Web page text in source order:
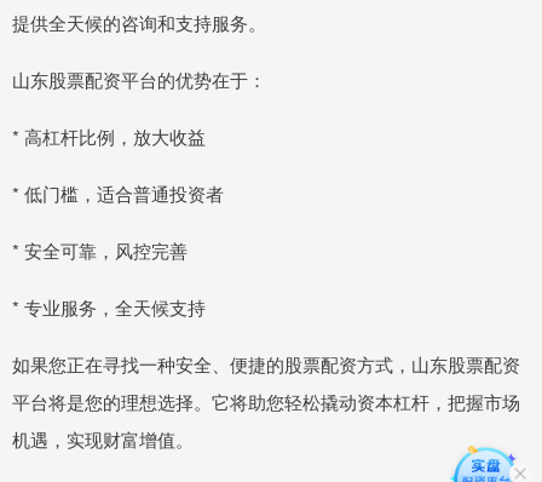
提供全天候的咨询和支持服务。
山东股票配资平台的优势在于：
* 高杠杆比例，放大收益
* 低门槛，适合普通投资者
* 安全可靠，风控完善
* 专业服务，全天候支持
如果您正在寻找一种安全、便捷的股票配资方式，山东股票配资
平台将是您的理想选择。它将助您轻松撬动资本杠杆，把握市场
机遇，实现财富增值。